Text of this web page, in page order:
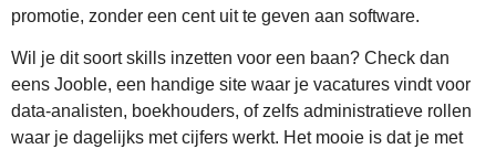
promotie, zonder een cent uit te geven aan software.
Wil je dit soort skills inzetten voor een baan? Check dan
eens Jooble, een handige site waar je vacatures vindt voor
data-analisten, boekhouders, of zelfs administratieve rollen
waar je dagelijks met cijfers werkt. Het mooie is dat je met